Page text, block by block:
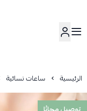
الرئيسية ساعات نسائية